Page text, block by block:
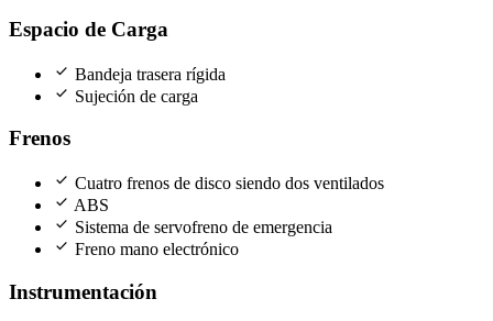
Espacio de Carga
check Bandeja trasera rígida
check Sujeción de carga
Frenos
check Cuatro frenos de disco siendo dos ventilados
check ABS
check Sistema de servofreno de emergencia
check Freno mano electrónico
Instrumentación